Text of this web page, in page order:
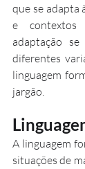
que se adapta
e contextos
adaptação
diferentes
linguagem
jargão.
A linguagem
situações de